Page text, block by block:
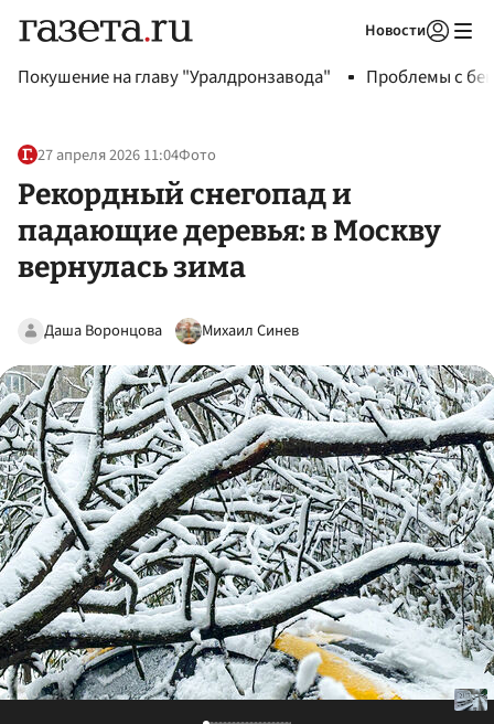
Новости
Покушение на главу "Уралдронзавода" Проблемы с
27 апреля 2026 11:04Фото
Рекордный снегопад и
падающие деревья: в Москву
вернулась зима
Даша Воронцова Михаил Синев